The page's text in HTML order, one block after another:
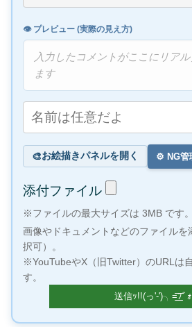
👁️ プレビュー (実際の見え方)
入力したコメントがここにリア
ます
🎨お絵描きパネルを開く ⚙️ NG管
添付ファイル
※ファイルの最大サイズは 3MB です。
画像やドキュメントなどのファイルを
択可）。
※YouTubeやX（旧Twitter）のURLは
す。